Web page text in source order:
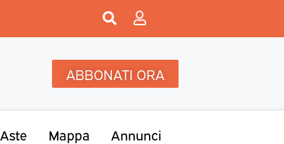
ABBONATI ORA
Aste Mappa Annunci